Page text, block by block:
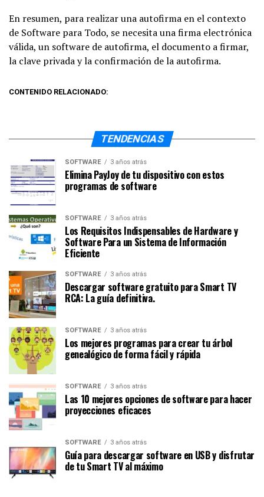
En resumen, para realizar una autofirma en el contexto
de Software para Todo, se necesita una firma electrónica
válida, un software de autofirma, el documento a firmar,
la clave privada y la confirmación de la autofirma.
CONTENIDO RELACIONADO:
TENDENCIAS
SOFTWARE 3 años atrás
Elimina PayJoy de tu dispositivo con estos
programas de software
SOFTWARE 3 años atrás
Los Requisitos Indispensables de Hardware y
Software Para un Sistema de Información
Eficiente
SOFTWARE 3 años atrás
Descargar software gratuito para Smart TV
RCA: La guía definitiva.
SOFTWARE 3 años atrás
Los mejores programas para crear tu árbol
genealógico de forma fácil y rápida
SOFTWARE 3 años atrás
Las 10 mejores opciones de software para hacer
proyecciones eficaces
SOFTWARE 3 años atrás
Guía para descargar software en USB y disfrutar
de tu Smart TV al máximo